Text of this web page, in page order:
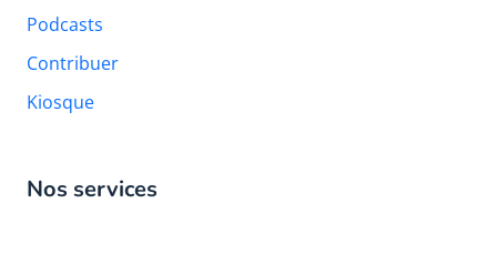
Podcasts
Contribuer
Kiosque
Nos services